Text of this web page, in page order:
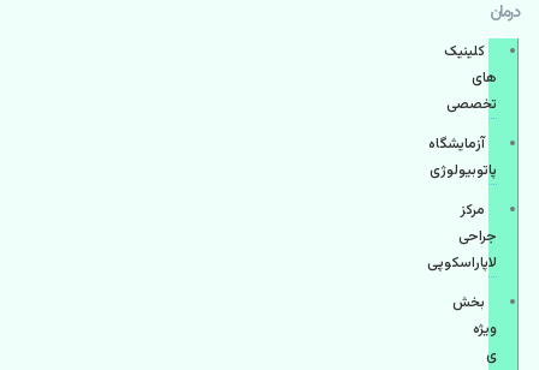
درمان
کلینیک
های
تخصصی
آزمایشگاه
پاتوبیولوژی
مرکز
جراحی
لاپاراسکوپی
بخش
ویژه
ی